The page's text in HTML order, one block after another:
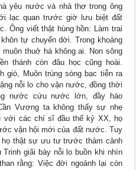
yêu nước và nhà thơ trong ông
lạc quan trước giờ lưu biệt đất
Ông viết thật hùng hồn: Làm trai
tự chuyển dời. Trong khoảng
thuở há không ai. Non sông
thánh còn đâu học cũng hoài.
gió, Muôn trùng sóng bạc tiễn ra
nỗi lo cho vận nước, đồng thời
nước cứu nước lớn, đầy hào
Vương ta không thấy sự nhẹ
với các chí sĩ đầu thế kỷ XX, họ
vận hội mới của đất nước. Tuy
họ thật sự ưu tư trước thảm cảnh
giãi bày nỗi lo buồn khi nhìn
rằng: Việc đời ngoảnh lại còn